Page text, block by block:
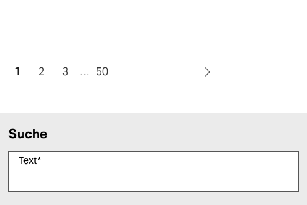
1 2 3 … 50
Suche
Text*